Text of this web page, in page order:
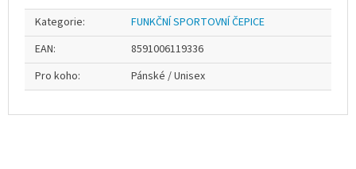
Kategorie:
FUNKČNÍ SPORTOVNÍ ČEPICE
EAN:
8591006119336
Pro koho: Pánské / Unisex